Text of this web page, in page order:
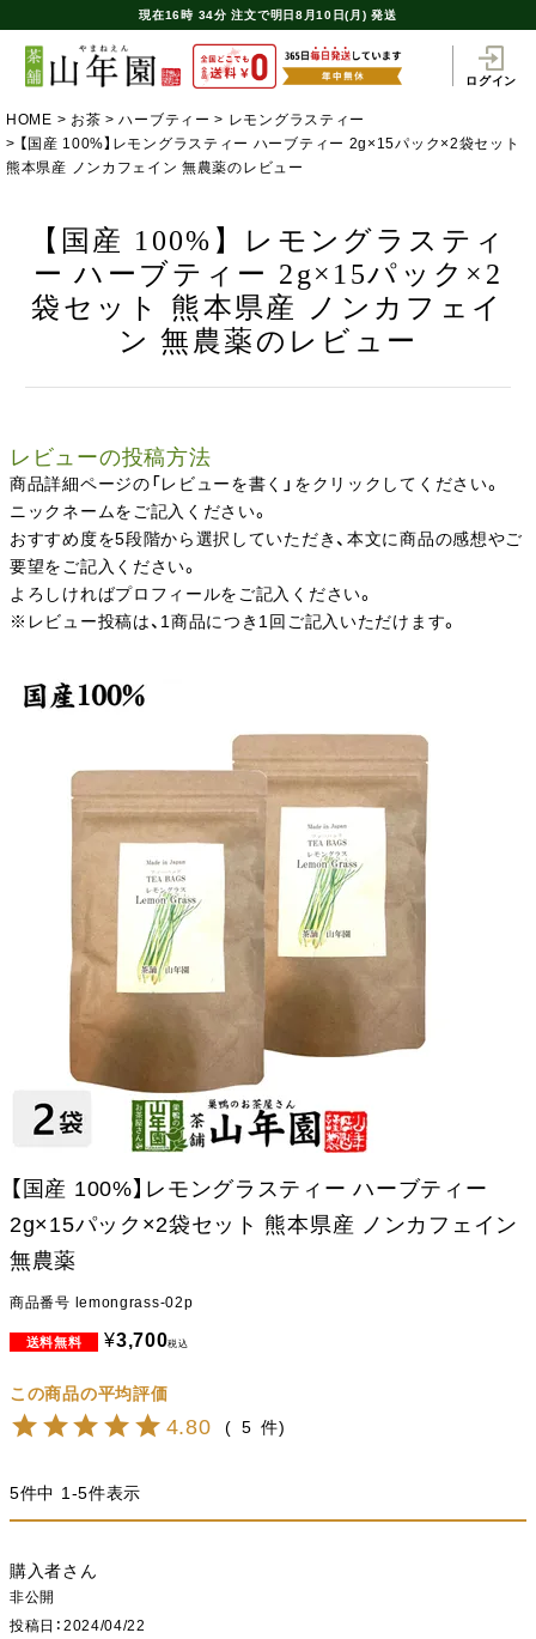
現在16時 34分 注文で明日8月10日(月) 発送
ログイン
HOME お茶 ハーブティー
レモングラスティー
【国産 100%】レモングラスティー ハーブティー 2g×15パック×2袋セット
熊本県産 ノンカフェイン 無農薬のレビュー
【国産 100%】レモングラスティ
ー ハーブティー 2g×15パック×2
袋セット 熊本県産 ノンカフェイ
ン 無農薬のレビュー
レビューの投稿方法
商品詳細ページの「レビューを書く」をクリックしてください。
ニックネームをご記入ください。
おすすめ度を5段階から選択していただき、本文に商品の感想やご
要望をご記入ください。
よろしければプロフィールをご記入ください。
※レビュー投稿は、1商品につき1回ご記入いただけます。
【国産 100%】レモングラスティー ハーブティー
2g×15パック×2袋セット 熊本県産 ノンカフェイン
無農薬
商品番号 lemongrass-02p
¥3,700税込
4.80 5
5件中 1-5件表示
購入者
非公開
投稿日
2024/04/22